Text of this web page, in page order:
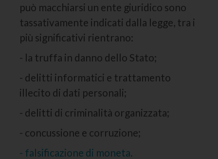
può macchiarsi un ente giuridico sono
tassativamente indicati dalla legge, tra i
più significativi rientrano:
- la truffa in danno dello Stato;
- delitti informatici e trattamento
illecito di dati personali;
- delitti di criminalità organizzata;
- concussione e corruzione;
- falsificazione di moneta.